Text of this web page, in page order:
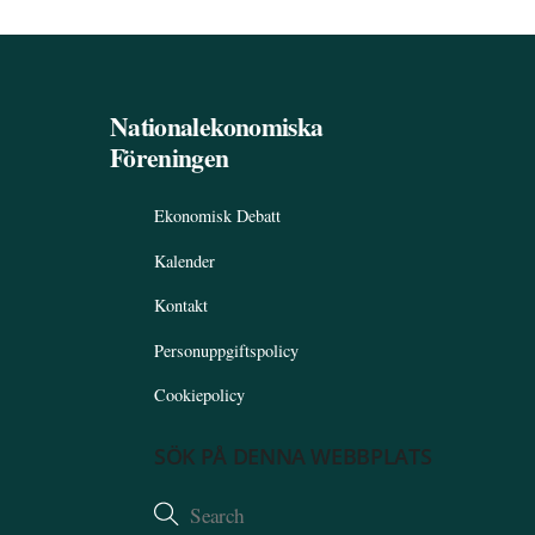
Nationalekonomiska
Föreningen
Ekonomisk Debatt
Kalender
Kontakt
Personuppgiftspolicy
Cookiepolicy
SÖK PÅ DENNA WEBBPLATS